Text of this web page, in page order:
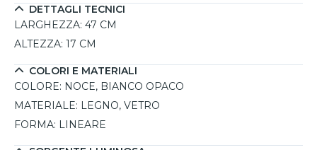
adatta facilmente a qualsiasi spazio. Le lampadine LED
G9, da acquistare separatamente, permettono di
personalizzare l’intensità luminosa per soddisfare ogni
DETTAGLI TECNICI
LARGHEZZA: 47 CM
ALTEZZA: 17 CM
COLORI E MATERIALI
COLORE: NOCE, BIANCO OPACO
MATERIALE: LEGNO, VETRO
FORMA: LINEARE